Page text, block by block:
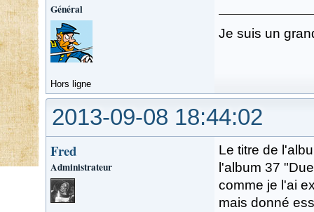
Général
Je suis un
Hors ligne
2013-09-08 18:44:02
Fred
Administrateur
Le titre de
l'album 37
comme je l'ai
mais donné